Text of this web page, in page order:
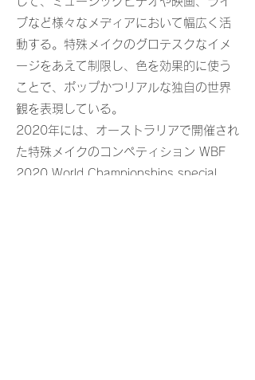
ブなど様々なメディアにおいて幅広く活
動する。特殊メイクのグロテスクなイメ
ージをあえて制限し、色を効果的に使う
ことで、ポップかつリアルな独自の世界
観を表現している。
2020年には、オーストラリアで開催され
た特殊メイクのコンペティション WBF
2020 World Championships special